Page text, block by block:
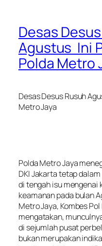
Desas
Agustus Ini
Polda Metro
Desas Desus Rusuh
Metro Jaya
Polda Metro Jaya
DKI Jakarta tetap
di tengah isu mengenai
keamanan pada bulan
Metro Jaya, Kombes
mengatakan,
di sejumlah pusat
bukan merupakan